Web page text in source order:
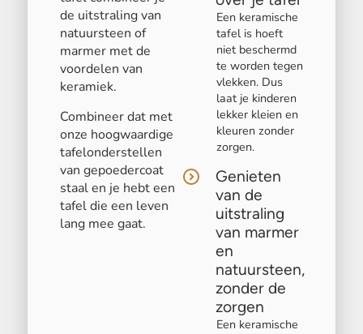
Een keramische
tafel is hoeft
niet beschermd
te worden tegen
vlekken. Dus
laat je kinderen
lekker kleien en
kleuren zonder
zorgen.
Genieten
van de
uitstraling
van marmer
en
natuursteen,
zonder de
zorgen
Een keramische
de uitstraling van
natuursteen of
marmer met de
voordelen van
keramiek.
Combineer dat met
onze hoogwaardige
tafelonderstellen
van gepoedercoat
staal en je hebt een
tafel die een leven
lang mee gaat.